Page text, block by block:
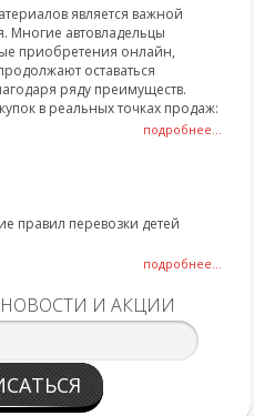
является важной
Многие автовладельцы
приобретения онлайн,
оставаться
ряду преимуществ.
в реальных точках продаж:
подробнее...
правил перевозки детей
подробнее...
И АКЦИИ